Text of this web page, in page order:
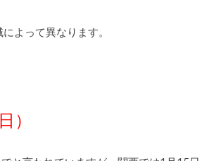
よって異なります。
）